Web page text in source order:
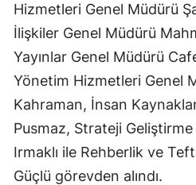
Hizmetleri Genel Müdürü
İlişkiler Genel Müdürü
Yayınlar Genel Müdürü
Yönetim Hizmetleri Genel
Kahraman, İnsan
Pusmaz, Strateji
Irmaklı ile Rehberlik ve
Güçlü görevden alındı.